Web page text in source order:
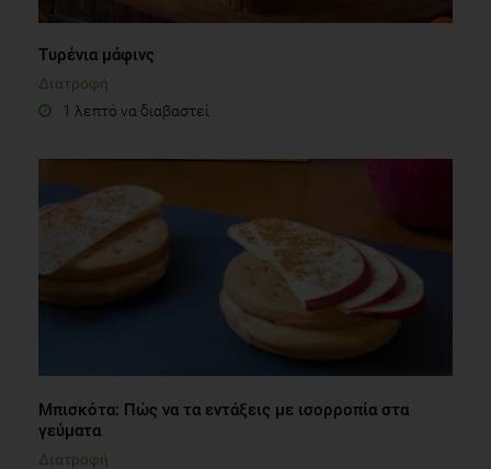
Τυρένια μάφινς
Διατροφή
1 λεπτό να διαβαστεί
Μπισκότα: Πώς να τα εντάξεις με ισορροπία στα
γεύματα
Διατροφή